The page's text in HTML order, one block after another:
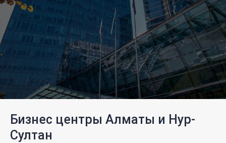
Бизнес центры Алматы и Нур-
Султан